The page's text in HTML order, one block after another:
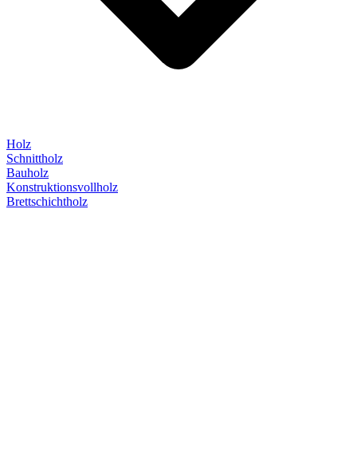
Holz
Schnittholz
Bauholz
Konstruktionsvollholz
Brettschichtholz